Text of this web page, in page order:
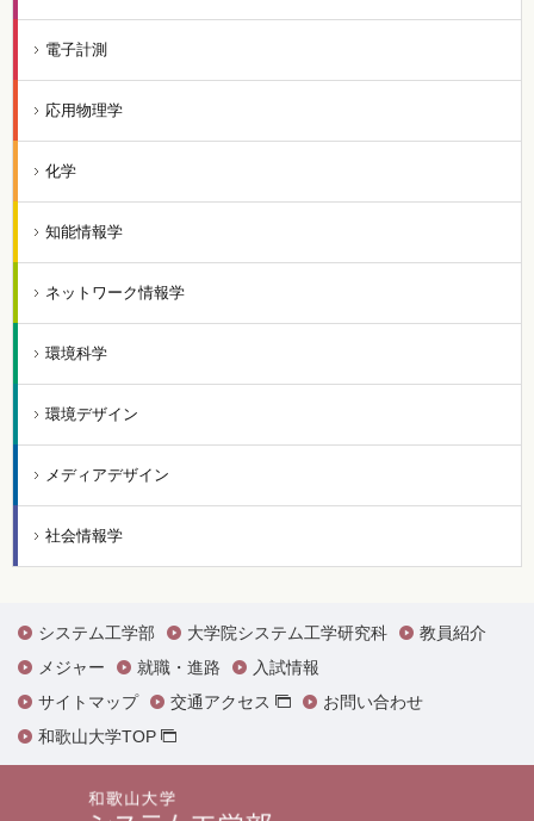
電子計測
応用物理学
化学
知能情報学
ネットワーク情報学
環境科学
環境デザイン
メディアデザイン
社会情報学
システム工学部 大学院システム工学研究科
教員紹介
メジャー
就職・進路
入試情報
サイトマップ
交通アクセス
お問い合わせ
和歌山大学TOP